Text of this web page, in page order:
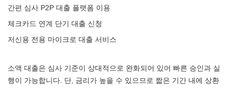
간편 심사 P2P 대출 플랫폼 이용
체크카드 연계 단기 대출 신청
저신용 전용 마이크로 대출 서비스
소액 대출은 심사 기준이 상대적으로 완화되어 있어 빠른 승인과 실
행이 가능합니다. 단, 금리가 높을 수 있으므로 짧은 기간 내에 상환